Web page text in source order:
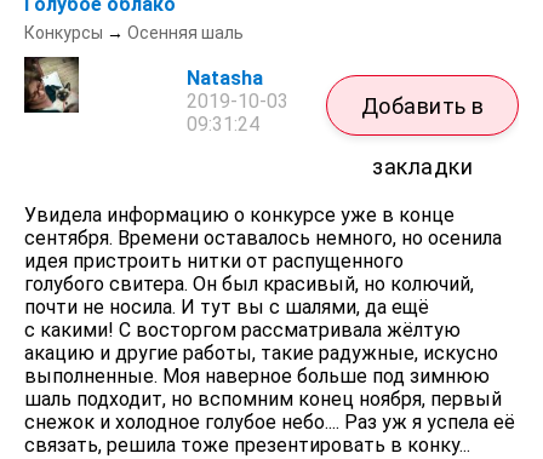
Конкурсы → Осенняя шаль
Natasha
2019-10-03
09:31:24
Добавить в
закладки
Увидела информацию о конкурсе уже в конце
сентября. Времени оставалось немного, но осенила
идея пристроить нитки от распущенного
голубого свитера. Он был красивый, но колючий,
почти не носила. И тут вы с шалями, да ещё
с какими! С восторгом рассматривала жёлтую
акацию и другие работы, такие радужные, искусно
выполненные. Моя наверное больше под зимнюю
шаль подходит, но вспомним конец ноября, первый
снежок и холодное голубое небо.... Раз уж я успела её
связать, решила тоже презентировать в конку...